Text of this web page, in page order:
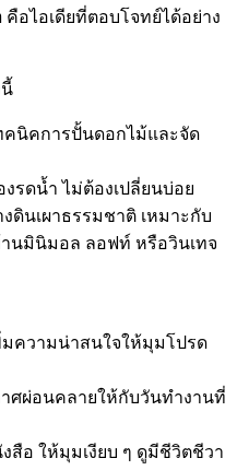
คือไอเดียที่ตอบโจทย์ได้อย่าง
นี้
คนิคการปั้นดอกไม้และจัด
รดน้ำ ไม่ต้องเปลี่ยนบ่อย
ดินเผาธรรมชาติ เหมาะกับ
นมินิมอล ลอฟท์ หรือวินเทจ
ความน่าสนใจให้มุมโปรด
ศผ่อนคลายให้กับวันทำงานที่
อ ให้มุมเงียบ ๆ ดูมีชีวิตชีวา